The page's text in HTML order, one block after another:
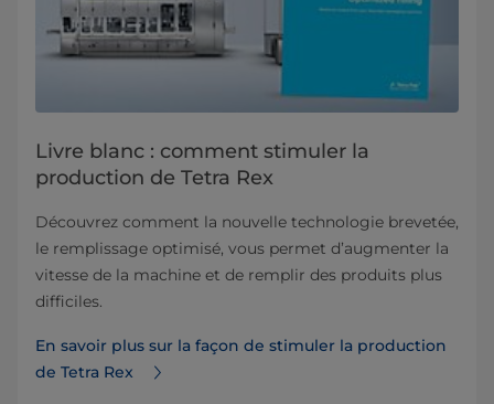
Livre blanc : comment stimuler la
production de Tetra Rex
Découvrez comment la nouvelle technologie brevetée,
le remplissage optimisé, vous permet d’augmenter la
vitesse de la machine et de remplir des produits plus
difficiles.
En savoir plus sur la façon de stimuler la production
de Tetra Rex